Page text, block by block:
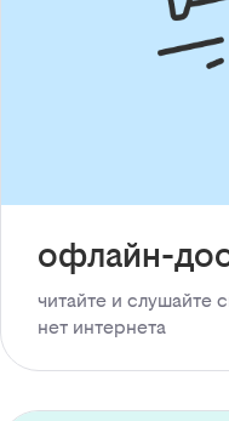
офлайн-
читайте и слушайте
нет интернета